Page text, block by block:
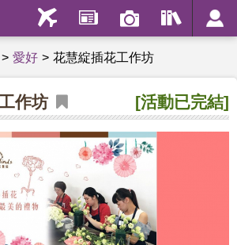
愛好 花慧綻插花工作坊
[活動已完結]
作坊